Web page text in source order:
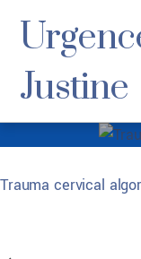
Justine
Trauma cervical